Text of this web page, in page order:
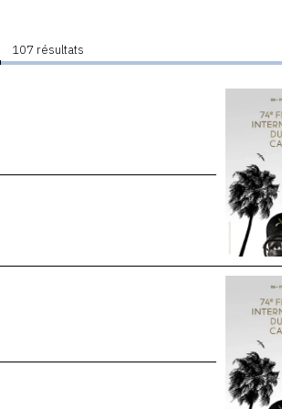
107 résultats